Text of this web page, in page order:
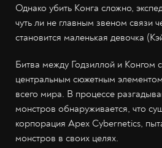
Однако убить Конга сложно,
чуть ли не главным звеном связи
становится маленькая девочка
Битва между Годзиллой и Конгом
центральным сюжетным
всего мира. В процессе
монстров обнаруживается, что
корпорация Apex Cybernetics,
монстров в своих целях.